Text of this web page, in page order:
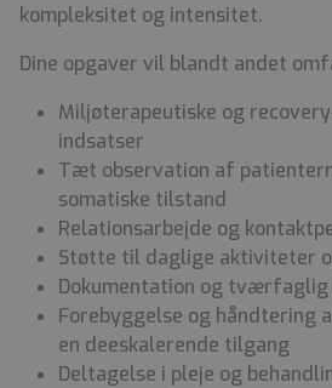
kompleksitet og intensitet.
Dine opgaver vil blandt andet
Miljøterapeutiske og
indsatser
Tæt observation af
somatiske tilstand
Relationsarbejde og
Støtte til daglige aktiviteter
Dokumentation og tværfaglig
Forebyggelse og håndtering
en deeskalerende tilgang
Deltagelse i pleje og